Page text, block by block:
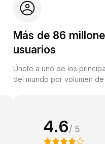
Más de 86
usuarios
Únete a uno de los
del mundo por volumen
4.6/ 5